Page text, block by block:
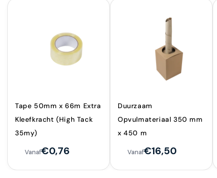
Tape 50mm x 66m Extra
Kleefkracht (High Tack
35my)
Vanaf€0,76
Duurzaam
Opvulmateriaal 350 mm
x 450 m
Vanaf€16,50